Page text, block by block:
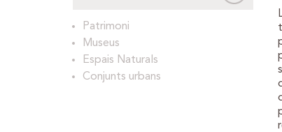
Patrimoni
Museus
Espais Naturals
Conjunts urbans